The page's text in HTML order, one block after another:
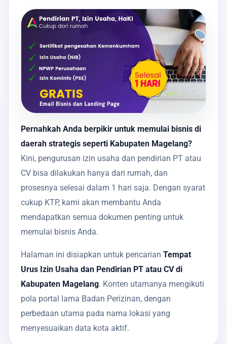
Pernahkah Anda berpikir untuk memulai bisnis di
daerah strategis seperti Kabupaten Magelang?
Kini, pengurusan izin usaha dan pendirian PT atau
CV bisa dilakukan hanya dari rumah, dan
prosesnya selesai dalam 1 hari saja. Dengan syarat
cukup KTP, kami akan membantu Anda
mendapatkan semua dokumen penting untuk
memulai bisnis Anda.
Halaman ini disiapkan untuk pencarian Tempat
Urus Izin Usaha dan Pendirian PT atau CV di
Kabupaten Magelang. Konten utamanya mengikuti
pola portal lama Badan Perizinan, dengan
perbedaan utama pada nama lokasi yang
menyesuaikan data kota aktif.